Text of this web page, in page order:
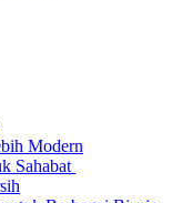
Modern
Sahabat